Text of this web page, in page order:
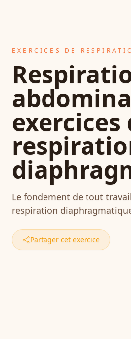
EXERCICES DE
exercices
Le fondement de tout
respiration
Partager cet exercice